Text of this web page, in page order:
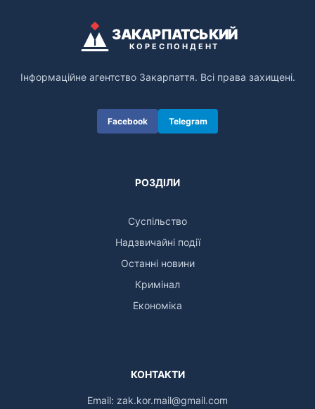
ЗАКАРПАТСЬКИЙ
КОРЕСПОНДЕНТ
Інформаційне агентство Закарпаття. Всі права захищені.
Facebook Telegram
РОЗДІЛИ
Суспільство
Надзвичайні події
Останні новини
Кримінал
Економіка
КОНТАКТИ
Email: zak.kor.mail@gmail.com